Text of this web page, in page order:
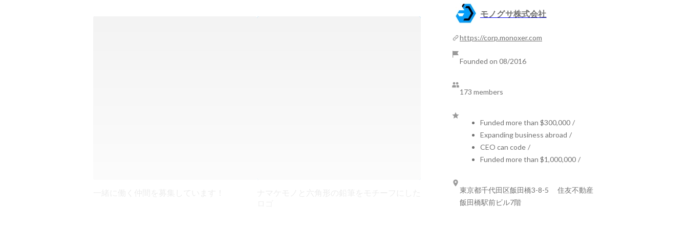
モノグサ株式会社
https://corp.monoxer.com
Founded on 08/2016
173 members
Funded more than $300,000 /
Expanding business abroad /
CEO can code /
Funded more than $1,000,000 /
東京都千代田区飯田橋3-8-5 住友不動産
飯田橋駅前ビル7階